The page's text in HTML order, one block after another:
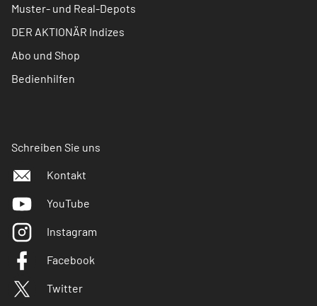
Muster- und Real-Depots
DER AKTIONÄR Indizes
Abo und Shop
Bedienhilfen
Schreiben Sie uns
Kontakt
YouTube
Instagram
Facebook
Twitter